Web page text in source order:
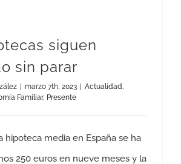
siguen
sin parar
marzo 7th, 2023 Actualidad,
Familiar, Presente
hipoteca media en España se ha
250 euros en nueve meses y la